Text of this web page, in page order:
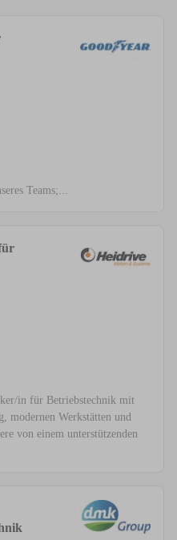
Teams;...
in für Betriebstechnik mit
modernen Werkstätten und
von einem unterstützenden